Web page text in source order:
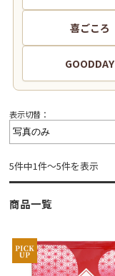
喜ごころ
GOODDAY
表示切替：
5件中1件～5件を表示
商品一覧